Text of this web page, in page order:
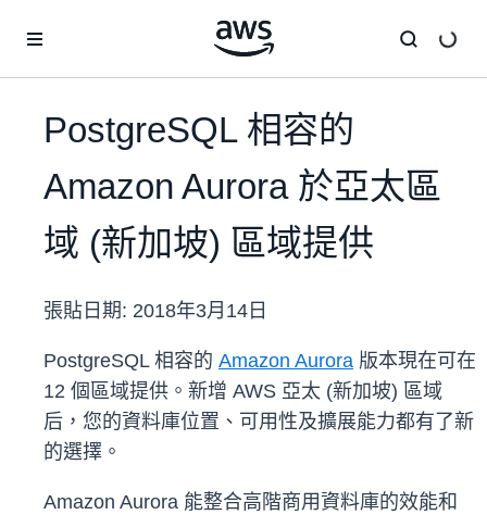
PostgreSQL 相容的
Amazon Aurora 於亞太區
域 (新加坡) 區域提供
張貼日期: 2018年3月14日
PostgreSQL 相容的 Amazon Aurora 版本現在可在
12 個區域提供。新增 AWS 亞太 (新加坡) 區域
后，您的資料庫位置、可用性及擴展能力都有了新
的選擇。
Amazon Aurora 能整合高階商用資料庫的效能和